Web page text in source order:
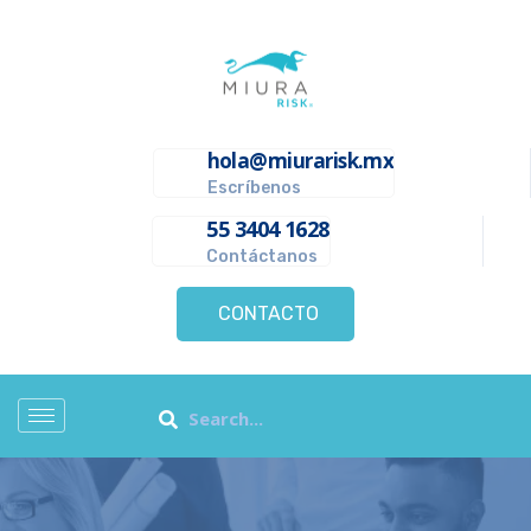
hola@miurarisk.mx
Escríbenos
55 3404 1628
Contáctanos
CONTACTO